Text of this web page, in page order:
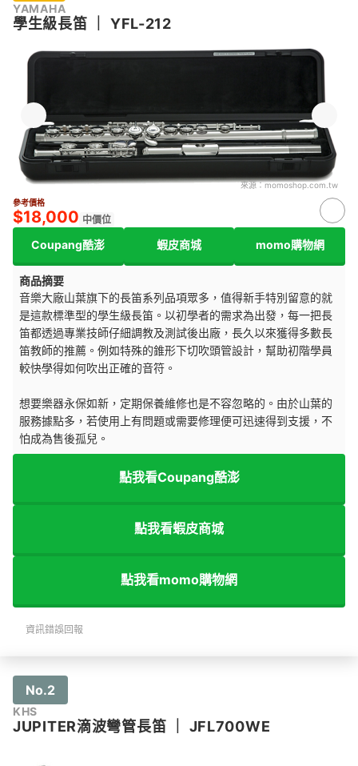
YAMAHA
學生級長笛 YFL-212
來源：momoshop.com.tw
參考價格
$18,000 中價位
Coupang酷澎 蝦皮商城 momo購物網
商品摘要
音樂大廠山葉旗下的長笛系列品項眾多，值得新手特別留意的就
是這款標準型的學生級長笛。以初學者的需求為出發，每一把長
笛都透過專業技師仔細調教及測試後出廠，長久以來獲得多數長
笛教師的推薦。例如特殊的錐形下切吹頭管設計，幫助初階學員
較快學得如何吹出正確的音符。
想要樂器永保如新，定期保養維修也是不容忽略的。由於山葉的
服務據點多，若使用上有問題或需要修理便可迅速得到支援，不
怕成為售後孤兒。
點我看Coupang酷澎
點我看蝦皮商城
點我看momo購物網
資訊錯誤回報
No.2
KHS
JUPITER滴波彎管長笛 JFL700WE